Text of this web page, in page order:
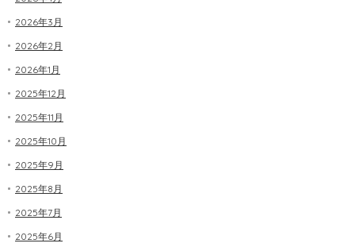
2026年3月
2026年2月
2026年1月
2025年12月
2025年11月
2025年10月
2025年9月
2025年8月
2025年7月
2025年6月